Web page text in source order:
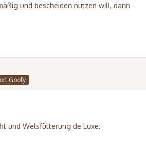
und bescheiden nutzen will, dann
Goofy
und Welsfütterung de Luxe.